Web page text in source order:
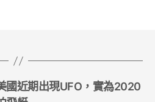
國近期出現UFO，實為2020